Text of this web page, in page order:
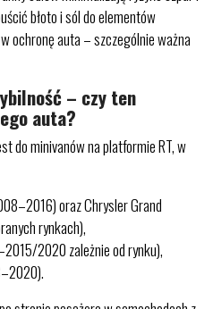
błoto i sól do elementów
ochronę auta – szczególnie ważna
– czy ten
auta?
do minivanów na platformie RT, w
oraz Chrysler Grand
rynkach),
2020 zależnie od rynku),